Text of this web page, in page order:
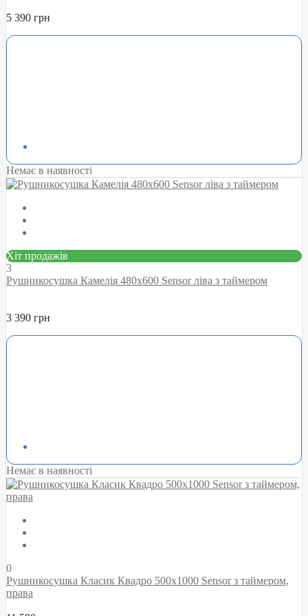
5 390 грн
Немає в наявності
Хіт продажів
3
Рушникосушка Камелія 480х600 Sensor ліва з таймером
3 390 грн
Немає в наявності
0
Рушникосушка Класик Квадро 500х1000 Sensor з таймером,
права